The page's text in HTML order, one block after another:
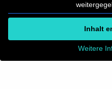
Inhalt
Weitere